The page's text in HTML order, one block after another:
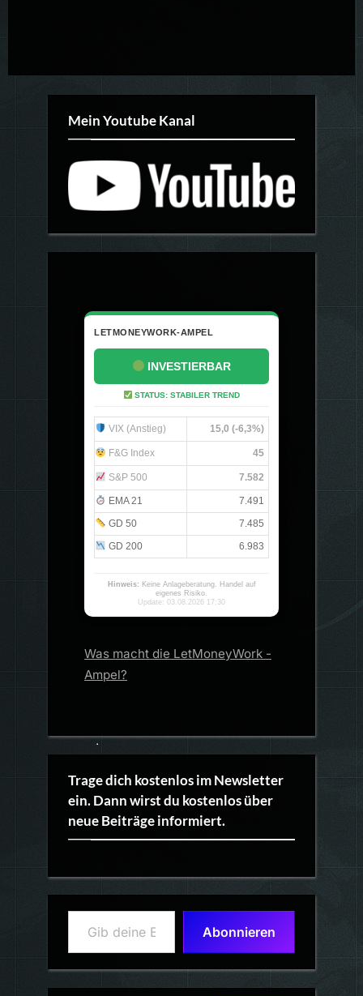
Mein Youtube Kanal
LETMONEYWORK-AMPEL
INVESTIERBAR
STATUS: STABILER TREND
VIX (Anstieg) 15,0 (-6,3%)
F&G Index 45
S&P 500 7.582
EMA 21
7.491
GD 50
7.485
GD 200
6.983
Hinweis: Keine Anlageberatung. Handel auf
eigenes Risiko.
Update: 03.08.2026 17:30
Was macht die LetMoneyWork -
Ampel?
Trage dich kostenlos im Newsletter
ein. Dann wirst du kostenlos über
neue Beiträge informiert.
Gib deine E-Mail-Adresse ein ...
Abonnieren